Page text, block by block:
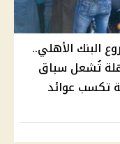
البنك الأهلي..
تُشعل سباق
تكسب عوائد